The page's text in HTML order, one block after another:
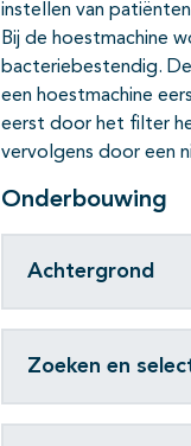
instellen van
Bij de hoestmachine
bacteriebestendig.
een hoestmachine
eerst door het filter
vervolgens door een
Onderbouwing
Achtergrond
Zoeken en